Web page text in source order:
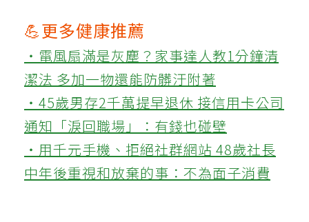
💪更多健康推薦
‧電風扇滿是灰塵？家事達人教1分鐘清
潔法 多加一物還能防髒汙附著
‧45歲男存2千萬提早退休 接信用卡公司
通知「淚回職場」：有錢也碰壁
‧用千元手機、拒絕社群網站 48歲社長
中年後重視和放棄的事：不為面子消費